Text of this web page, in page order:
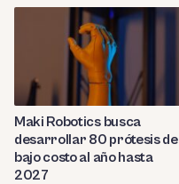
Maki Robotics busca
desarrollar 80 prótesis de
bajo costo al año hasta
2027